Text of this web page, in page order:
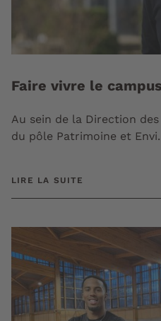
Faire vivre le
Au sein de la Direction
du pôle Patrimoine et
LIRE LA SUITE